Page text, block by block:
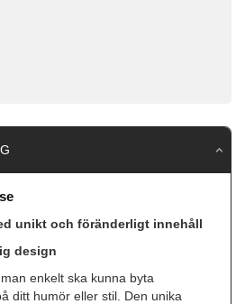
unikt och föränderligt innehåll
design
enkelt ska kunna byta
ditt humör eller stil. Den unika